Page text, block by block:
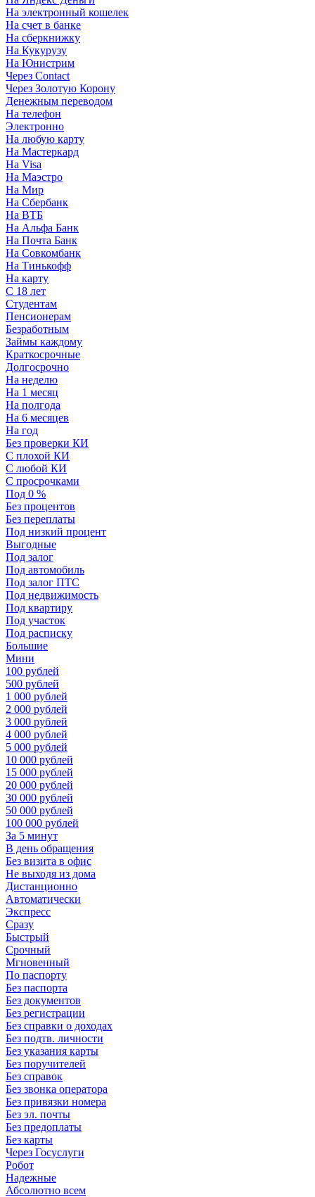
На электронный кошелек
На счет в банке
На сберкнижку
На Кукурузу
На Юнистрим
Через Contact
Через Золотую Корону
Денежным переводом
На телефон
Электронно
На любую карту
На Мастеркард
На Visa
На Маэстро
На Мир
На Сбербанк
На ВТБ
На Альфа Банк
На Почта Банк
На Совкомбанк
На Тинькофф
На карту
С 18 лет
Студентам
Пенсионерам
Безработным
Займы каждому
Краткосрочные
Долгосрочно
На неделю
На 1 месяц
На полгода
На 6 месяцев
На год
Без проверки КИ
С плохой КИ
С любой КИ
С просрочками
Под 0 %
Без процентов
Без переплаты
Под низкий процент
Выгодные
Под залог
Под автомобиль
Под залог ПТС
Под недвижимость
Под квартиру
Под участок
Под расписку
Большие
Мини
100 рублей
500 рублей
1 000 рублей
2 000 рублей
3 000 рублей
4 000 рублей
5 000 рублей
10 000 рублей
15 000 рублей
20 000 рублей
30 000 рублей
50 000 рублей
100 000 рублей
За 5 минут
В день обращения
Без визита в офис
Не выходя из дома
Дистанционно
Автоматически
Экспресс
Сразу
Быстрый
Срочный
Мгновенный
По паспорту
Без паспорта
Без документов
Без регистрации
Без справки о доходах
Без подтв. личности
Без указания карты
Без поручителей
Без справок
Без звонка оператора
Без привязки номера
Без эл. почты
Без предоплаты
Без карты
Через Госуслуги
Робот
Надежные
Абсолютно всем